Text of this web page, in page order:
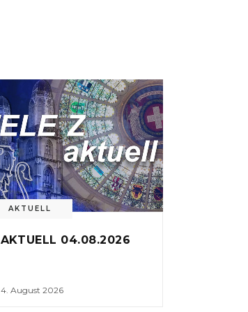
AKTUELL
AKTUELL 04.08.2026
4. August 2026